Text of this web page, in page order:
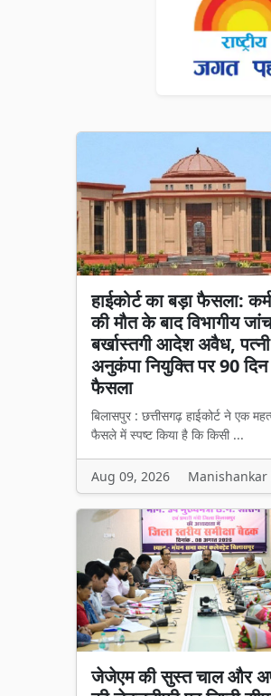
हाईकोर्ट का बड़ा फैसला:
की मौत के बाद विभागीय
बर्खास्तगी आदेश अवैध,
अनुकंपा नियुक्ति पर 90
फैसला
बिलासपुर : छत्तीसगढ़ हाईकोर्ट ने एक
फैसले में स्पष्ट किया है कि किसी ...
Aug 09, 2026 Manishankar
जेजेएम की सुस्त चाल और